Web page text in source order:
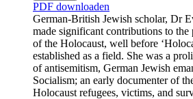
PDF downloaden
German-British Jewish scholar, Dr
made significant contributions to
of the Holocaust, well before
established as a field. She was a
of antisemitism, German Jewish
Socialism; an early documenter of
Holocaust refugees, victims, and